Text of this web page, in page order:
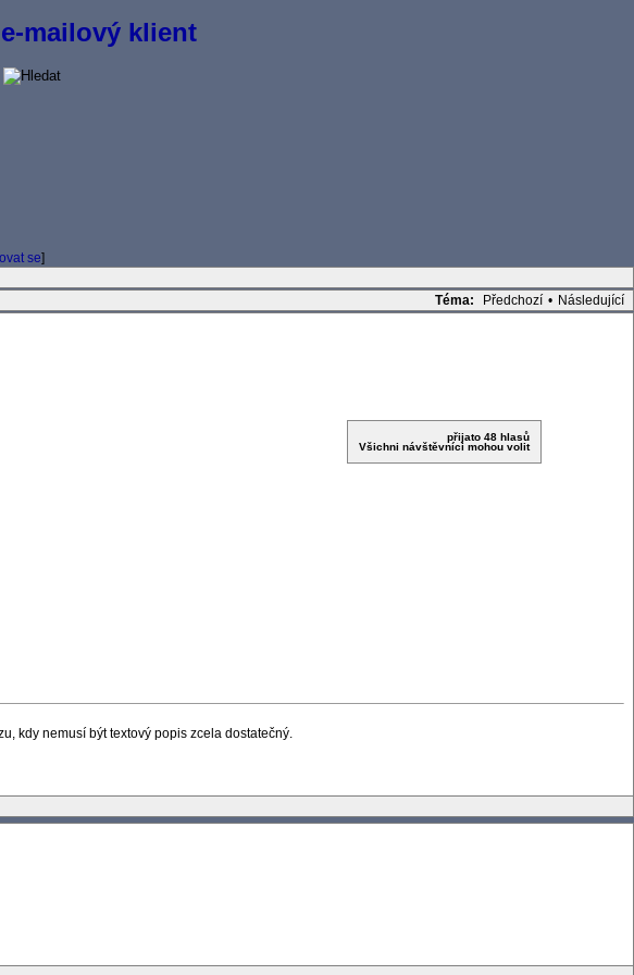
mailový klient
se]
Téma:
Předchozí • Následující
přijato 48 hlasů
Všichni návštěvníci mohou volit
kdy nemusí být textový popis zcela dostatečný.